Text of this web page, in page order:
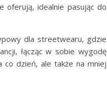
oferują, idealnie pasując do
dla streetwearu, gdzie
łącząc w sobie wygodę
dzień, ale także na mniej